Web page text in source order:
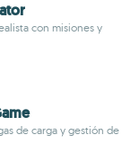
con misiones y
de carga y gestión de